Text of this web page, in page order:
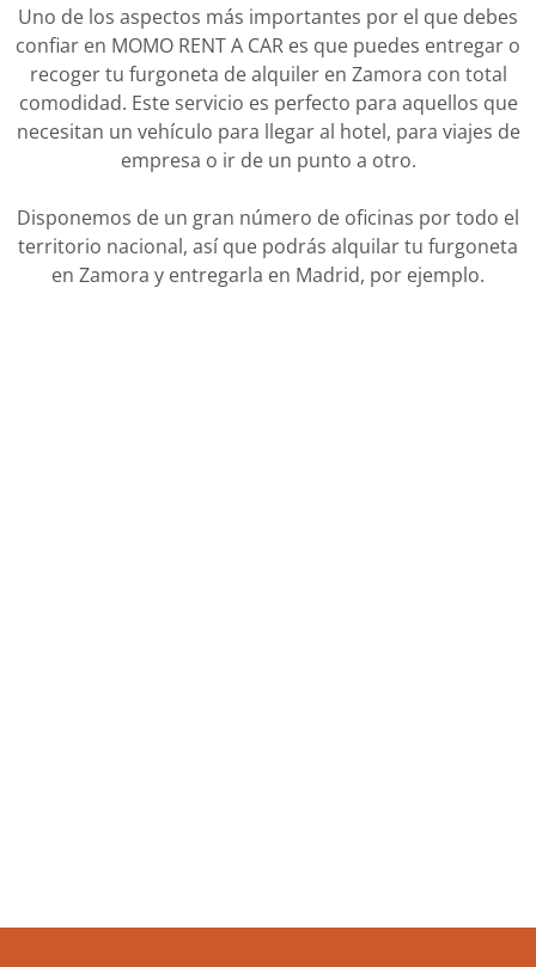
Uno de los aspectos más importantes por el que debes
confiar en MOMO RENT A CAR es que puedes entregar o
recoger tu furgoneta de alquiler en Zamora con total
comodidad. Este servicio es perfecto para aquellos que
necesitan un vehículo para llegar al hotel, para viajes de
empresa o ir de un punto a otro.
Disponemos de un gran número de oficinas por todo el
territorio nacional, así que podrás alquilar tu furgoneta
en Zamora y entregarla en Madrid, por ejemplo.